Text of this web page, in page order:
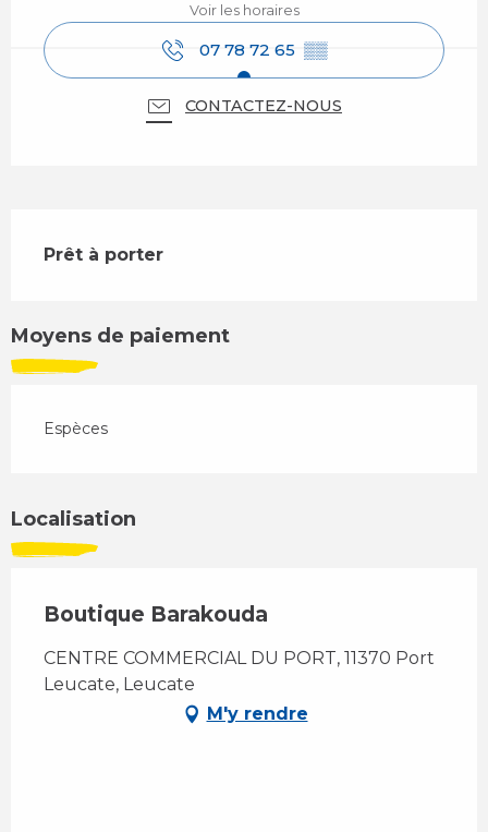
Voir les horaires
07 78 72 65 ▒▒
CONTACTEZ-NOUS
Prêt à porter
Moyens de paiement
Espèces
Localisation
Boutique Barakouda
CENTRE COMMERCIAL DU PORT, 11370 Port
Leucate, Leucate
M'y rendre